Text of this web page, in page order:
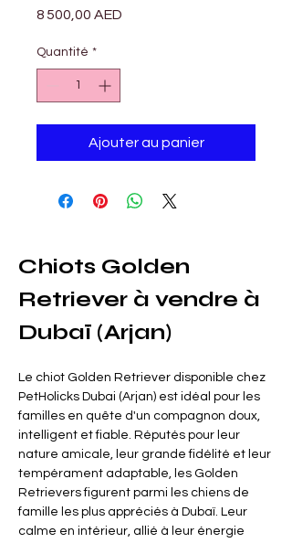
8 500,00 AED
Quantité *
Ajouter au panier
Chiots Golden
Retriever à vendre à
Dubaï (Arjan)
Le chiot Golden Retriever disponible chez
PetHolicks Dubai (Arjan) est idéal pour les
familles en quête d'un compagnon doux,
intelligent et fiable. Réputés pour leur
nature amicale, leur grande fidélité et leur
tempérament adaptable, les Golden
Retrievers figurent parmi les chiens de
famille les plus appréciés à Dubaï. Leur
calme en intérieur, allié à leur énergie